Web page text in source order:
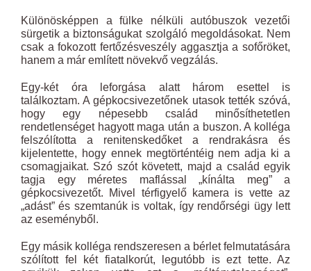
Különösképpen a fülke nélküli autóbuszok vezetői
sürgetik a biztonságukat szolgáló megoldásokat. Nem
csak a fokozott fertőzésveszély aggasztja a sofőröket,
hanem a már említett növekvő vegzálás.
Egy-két óra leforgása alatt három esettel is
találkoztam. A gépkocsivezetőnek utasok tették szóvá,
hogy egy népesebb család minősíthetetlen
rendetlenséget hagyott maga után a buszon. A kolléga
felszólította a renitenskedőket a rendrakásra és
kijelentette, hogy ennek megtörténtéig nem adja ki a
csomagjaikat. Szó szót követett, majd a család egyik
tagja egy méretes maflással „kínálta meg” a
gépkocsivezetőt. Mivel térfigyelő kamera is vette az
„adást” és szemtanúk is voltak, így rendőrségi ügy lett
az eseményből.
Egy másik kolléga rendszeresen a bérlet felmutatására
szólított fel két fiatalkorút, legutóbb is ezt tette. Az